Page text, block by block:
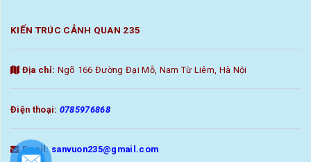
KIẾN TRÚC CẢNH QUAN 235
Địa chỉ: Ngõ 166 Đường Đại Mỗ, Nam Từ Liêm, Hà Nội
Điện thoại: 0785976868
Email: sanvuon235@gmail.com